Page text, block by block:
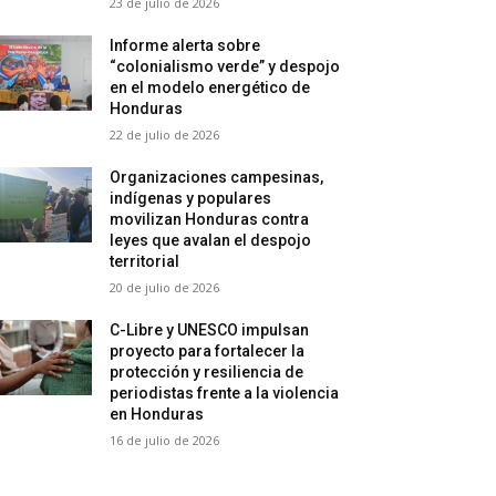
Informe alerta sobre
“colonialismo verde” y despojo
en el modelo energético de
Honduras
22 de julio de 2026
Organizaciones campesinas,
indígenas y populares
movilizan Honduras contra
leyes que avalan el despojo
territorial
20 de julio de 2026
C-Libre y UNESCO impulsan
proyecto para fortalecer la
protección y resiliencia de
periodistas frente a la violencia
en Honduras
16 de julio de 2026